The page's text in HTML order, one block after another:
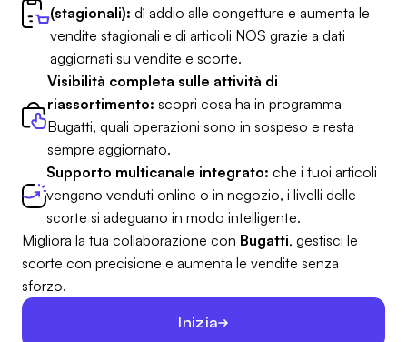
(stagionali): dì addio alle congetture e aumenta le
vendite stagionali e di articoli NOS grazie a dati
aggiornati su vendite e scorte.
Visibilità completa sulle attività di
riassortimento: scopri cosa ha in programma
Bugatti, quali operazioni sono in sospeso e resta
sempre aggiornato.
Supporto multicanale integrato: che i tuoi articoli
vengano venduti online o in negozio, i livelli delle
scorte si adeguano in modo intelligente.
Migliora la tua collaborazione con Bugatti, gestisci le
scorte con precisione e aumenta le vendite senza
sforzo.
Inizia